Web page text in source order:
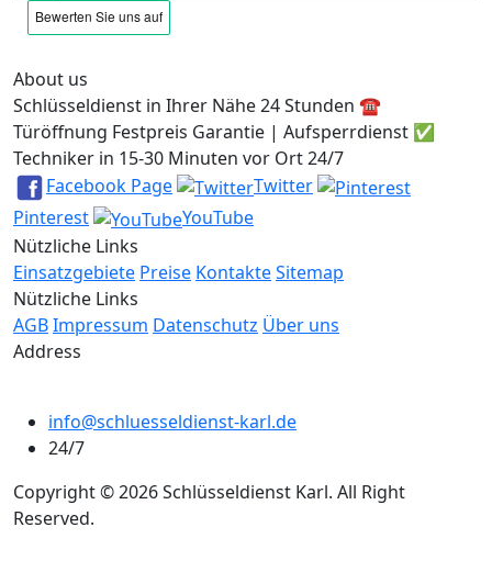
About us
Schlüsseldienst in Ihrer Nähe 24 Stunden ☎️
Türöffnung Festpreis Garantie | Aufsperrdienst ✅
Techniker in 15-30 Minuten vor Ort 24/7
Facebook Page
Twitter
Pinterest
YouTube
Nützliche Links
Einsatzgebiete Preise KontakteSitemap
Nützliche Links
AGBImpressum Datenschutz Über uns
Address
info@schluesseldienst-karl.de
24/7
Copyright © 2026 Schlüsseldienst Karl. All Right
Reserved.